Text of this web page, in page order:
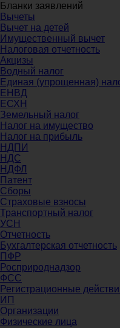
Бланки заявлений
Вычеты
Вычет на детей
Имущественный вычет
Налоговая отчетность
Акцизы
Водный налог
Единая (упрощенная)
ЕНВД
ЕСХН
Земельный налог
Налог на имущество
Налог на прибыль
НДПИ
НДС
НДФЛ
Патент
Сборы
Страховые взносы
Транспортный налог
УСН
Отчетность
Бухгалтерская отчетность
ПФР
Росприроднадзор
ФСС
Регистрационные
ИП
Организации
Физические лица